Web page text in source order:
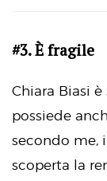
#3. È fragile
Chiara Biasi
possiede
secondo me,
scoperta la